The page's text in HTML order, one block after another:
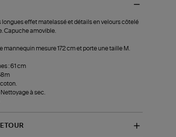
longues effet matelassé et détails en velours côtelé
Capuche amovible.
mannequin mesure 172 cm et porte une taille M.
: 61 cm
Nettoyage à sec.